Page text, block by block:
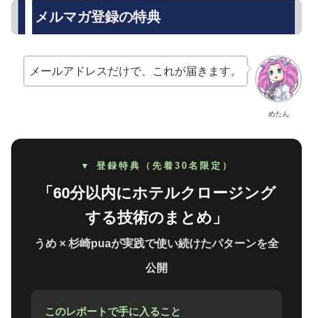
メルマガ登録の特典
めたん
メールアドレスだけで、これが届きます。
▼ 登録特典（先着30名限定）
「60分以内にホテルクロージング
する技術のまとめ」
うめ × 杉崎puaが実践で使い続けたパターンを全
公開
このレポートで手に入ること